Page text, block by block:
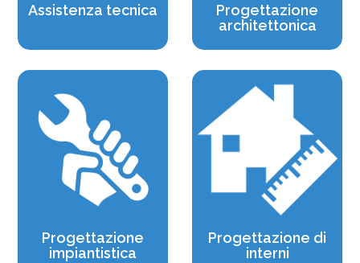
Assistenza tecnica
Progettazione
architettonica
Progettazione
impiantistica
Progettazione di
interni